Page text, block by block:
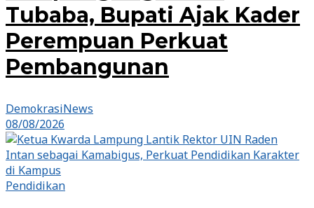
Tubaba, Bupati Ajak Kader
Perempuan Perkuat
Pembangunan
DemokrasiNews
08/08/2026
Pendidikan